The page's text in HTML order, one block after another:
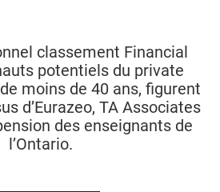
classement Financial
potentiels du private
moins de 40 ans, figurent
d’Eurazeo, TA Associates
des enseignants de
l’Ontario.